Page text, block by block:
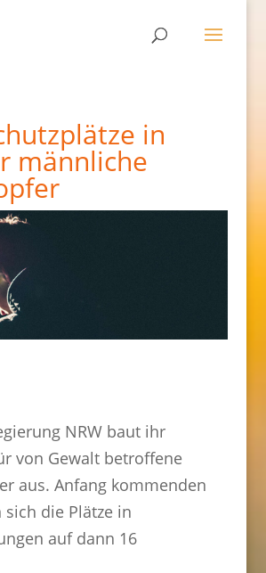
in
männliche
NRW baut ihr
von Gewalt betroffene
aus. Anfang kommenden
sich die Plätze in
auf dann 16